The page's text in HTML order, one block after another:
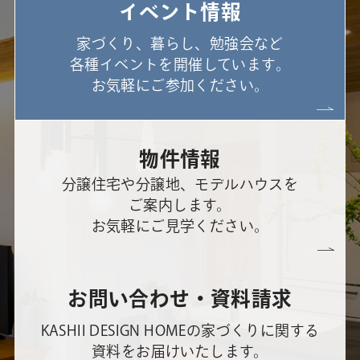
イベント情報
家づくり、暮らし、勉強会など
各種イベントを開催しています。
お気軽にご参加ください。
物件情報
分譲住宅や分譲地、モデルハウスを
ご案内します。
お気軽にご見学ください。
お問い合わせ・資料請求
KASHII DESIGN HOMEの家づくりに関する
資料をお届けいたします。